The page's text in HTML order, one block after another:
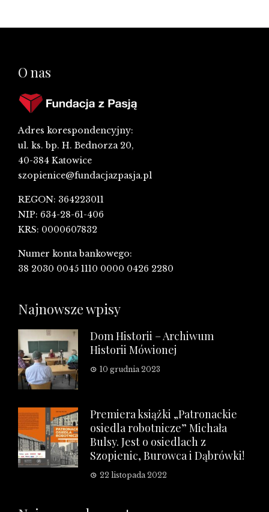
O nas
Adres korespondencyjny:
ul. ks. bp. H. Bednorza 20,
40-384 Katowice
szopienice@fundacjazpasja.pl
REGON: 364223011
NIP: 634-28-61-406
KRS: 0000607832
Numer konta bankowego:
38 2030 0045 1110 0000 0426 2280
Najnowsze wpisy
Dom Historii – Archiwum
Historii Mówionej
10 grudnia 2023
Premiera książki „Patronackie
osiedla robotnicze” Michała
Bulsy. Jest o osiedlach z
Szopienic, Burowca i Dąbrówki!
22 listopada 2022